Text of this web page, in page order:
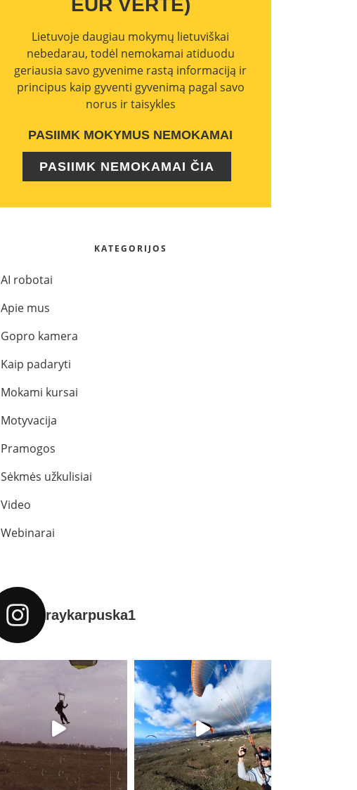
EUR VERTĖ)
Lietuvoje daugiau mokymų lietuviškai
nebedarau, todėl nemokamai atiduodu
geriausia savo gyvenime rastą informaciją ir
principus kaip gyventi gyvenimą pagal savo
norus ir taisykles
PASIIMK MOKYMUS NEMOKAMAI
PASIIMK NEMOKAMAI ČIA
KATEGORIJOS
AI robotai
Apie mus
Gopro kamera
Kaip padaryti
Mokami kursai
Motyvacija
Pramogos
Sėkmės užkulisiai
Video
Webinarai
raykarpuska1